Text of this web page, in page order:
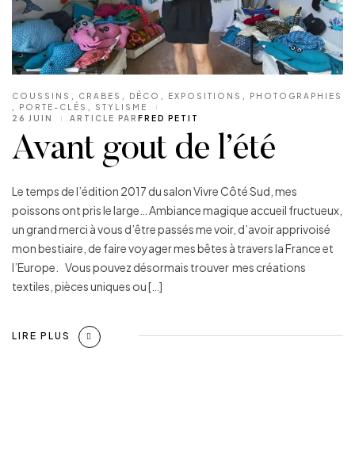
COUSSINS , CRABES , DÉCO , EXPOSITIONS ,
PHOTOGRAPHIES
,
PORTE-CLÉS , STYLISME
26 JUIN
ARTICLE PAR FRED PETIT
Avant gout de l’été
Le temps de l’édition 2017 du salon Vivre Côté Sud, mes
poissons ont pris le large… Ambiance magique accueil fructueux,
un grand merci à vous d’être passés me voir, d’avoir apprivoisé
mon bestiaire, de faire voyager mes bêtes à travers la France et
l’Europe. Vous pouvez désormais trouver mes créations
textiles, pièces uniques ou […]
LIRE PLUS